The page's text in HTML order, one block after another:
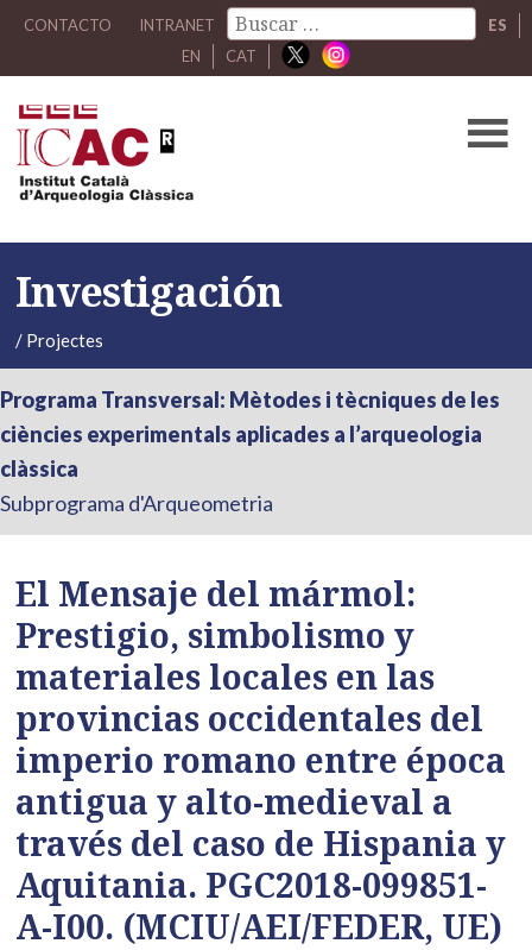
CONTACTO INTRANET
ES
EN
CAT
Investigación
/ Projectes
Programa Transversal: Mètodes i tècniques de les
ciències experimentals aplicades a l’arqueologia
clàssica
Subprograma d'Arqueometria
El Mensaje del mármol:
Prestigio, simbolismo y
materiales locales en las
provincias occidentales del
imperio romano entre época
antigua y alto-medieval a
través del caso de Hispania y
Aquitania. PGC2018-099851-
A-I00. (MCIU/AEI/FEDER, UE)